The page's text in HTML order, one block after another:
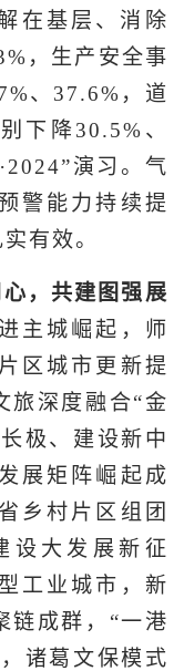
在基层、消除
，生产安全事
、37.6%，道
下降30.5%、
演习。气
警能力持续提
有效。
，共建图强展
主城崛起，师
区城市更新提
旅深度融合“金
极、建设新中
展矩阵崛起成
乡村片区组团
设大发展新征
工业城市，新
链成群，“一港
诸葛文保模式